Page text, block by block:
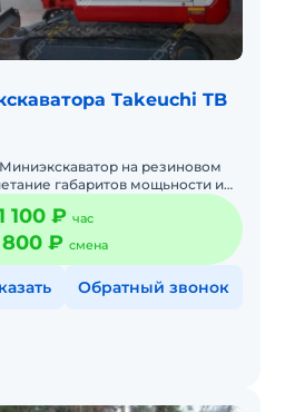
Takeuchi TB
на резиновом
данной спецтехники
р
100 ₽ час
₽ смена
Обратный звонок